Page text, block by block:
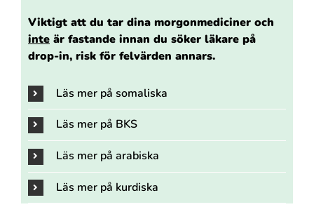
Viktigt att du tar dina morgonmediciner och
inteär fastande innan du söker läkare på
drop-in, risk för felvärden annars.
Läs mer på somaliska
Läs mer på BKS
Läs mer på arabiska
Läs mer på kurdiska